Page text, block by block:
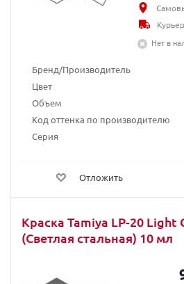
Бренд/Производитель
Цвет
Объем
Код оттенка по производителю
Серия
Отложить
Нет в
Краска Tamiya LP-20 Light
(Светлая стальная) 10 мл